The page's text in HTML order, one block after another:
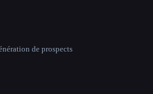
de prospects